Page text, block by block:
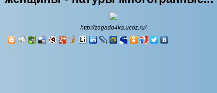
http://zagado4ka.ucoz.ru/